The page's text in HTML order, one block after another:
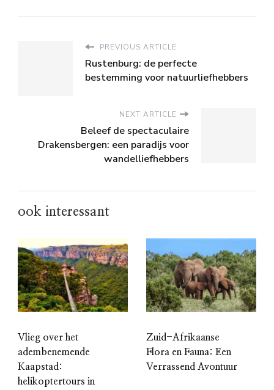
PREVIOUS ARTICLE
Rustenburg: de perfecte
bestemming voor natuurliefhebbers
NEXT ARTICLE
Beleef de spectaculaire
Drakensbergen: een paradijs voor
wandelliefhebbers
ook interessant
Vlieg over het
adembenemende
Kaapstad:
helikoptertours in
Zuid-Afrikaanse
Flora en Fauna: Een
Verrassend Avontuur